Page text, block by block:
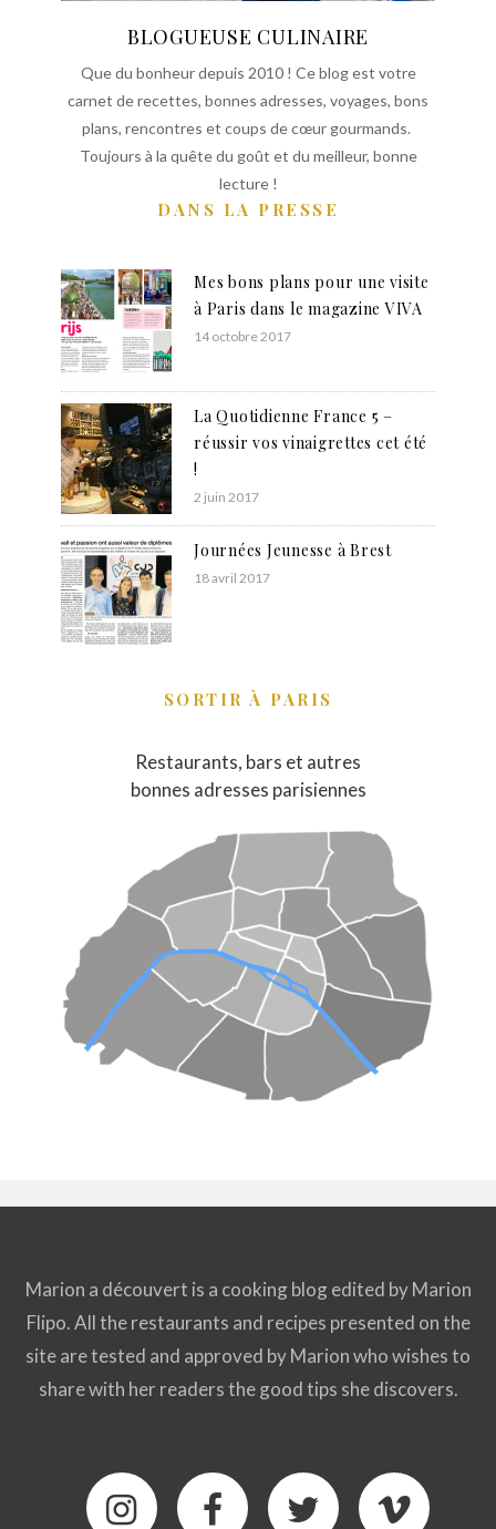
BLOGUEUSE CULINAIRE
Que du bonheur depuis 2010 ! Ce blog est votre
carnet de recettes, bonnes adresses, voyages, bons
plans, rencontres et coups de cœur gourmands.
Toujours à la quête du goût et du meilleur, bonne
lecture !
DANS LA PRESSE
Mes bons plans pour une visite
à Paris dans le magazine VIVA
14 octobre 2017
La Quotidienne France 5 –
réussir vos vinaigrettes cet été
!
2 juin 2017
Journées Jeunesse à Brest
18 avril 2017
SORTIR À PARIS
Restaurants, bars et autres
bonnes adresses parisiennes
Marion a découvert is a cooking blog edited by Marion
Flipo. All the restaurants and recipes presented on the
site are tested and approved by Marion who wishes to
share with her readers the good tips she discovers.